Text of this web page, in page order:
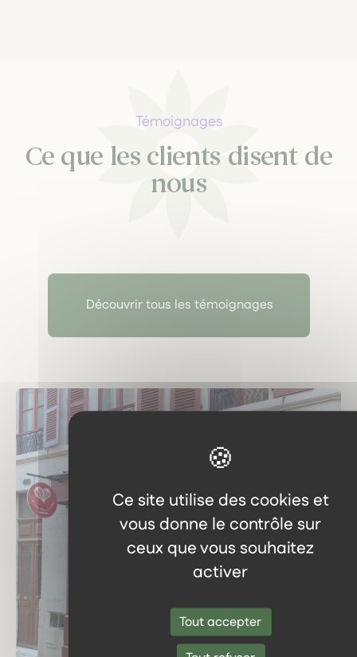
Ce site utilise des cookies et
vous donne le contrôle sur
ceux que vous souhaitez
activer
Tout accepter
Témoignages
Ce que les clients disent de
nous
Découvrir tous les témoignages